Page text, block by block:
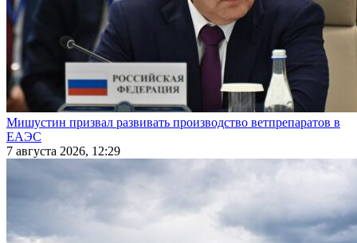
Мишустин призвал развивать производство ветпрепаратов в
ЕАЭС
7 августа 2026, 12:29